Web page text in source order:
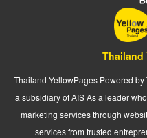
Thailand
Thailand YellowPages Powered
a subsidiary of AIS As a leader
marketing services through
services from trusted